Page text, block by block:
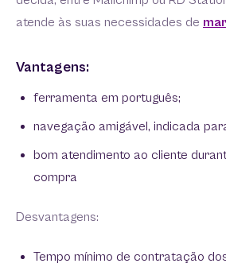
atende às suas necessidades de
Vantagens:
ferramenta em português;
navegação amigável, indicada
bom atendimento ao cliente
compra
Desvantagens:
Tempo mínimo de contratação